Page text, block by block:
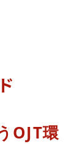
OJT環